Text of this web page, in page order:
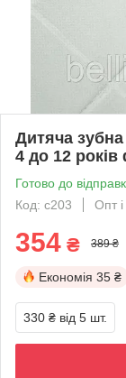
Дитяча
4 до 12 років
Готово до
Код: c203
Опт і
354 ₴ 389 ₴
Економія 35 ₴
330 ₴ від 5 шт.